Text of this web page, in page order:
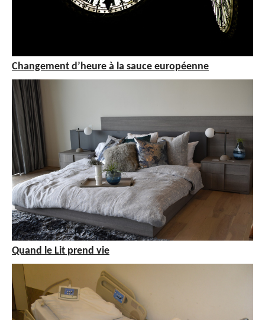
Changement d’heure à la sauce européenne
Quand le Lit prend vie